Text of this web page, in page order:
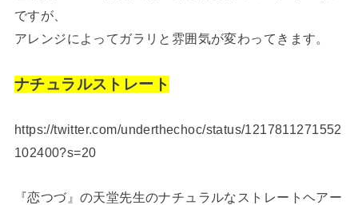
ですが、
アレンジによってガラリと雰囲気が変わってきます。
ナチュラルストレート
https://twitter.com/underthechoc/status/1217811271552
102400?s=20
『恋つづ』の天堂先生のナチュラルなストレートヘアー